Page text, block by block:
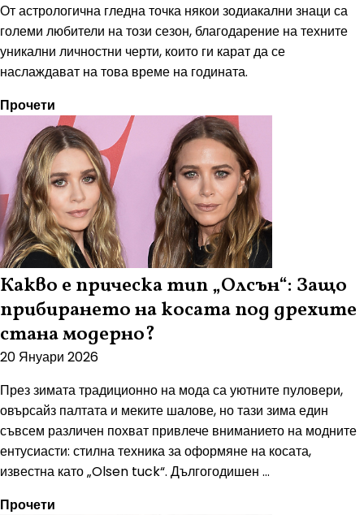
От астрологична гледна точка някои зодиакални знаци са
големи любители на този сезон, благодарение на техните
уникални личностни черти, които ги карат да се
наслаждават на това време на годината.
Прочети
Какво е прическа тип „Олсън“: Защо
прибирането на косата под дрехите
стана модерно?
20 Януари 2026
През зимата традиционно на мода са уютните пуловери,
овърсайз палтата и меките шалове, но тази зима един
съвсем различен похват привлече вниманието на модните
ентусиасти: стилна техника за оформяне на косата,
известна като „Olsen tuck“. Дългогодишен ...
Прочети